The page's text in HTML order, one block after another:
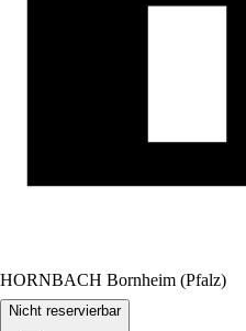
HORNBACH Bornheim (Pfalz)
Nicht reservierbar